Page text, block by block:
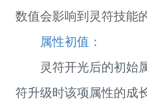
数值会影响到灵符技能
属性初值：
灵符开光后的初始
符升级时该项属性的成